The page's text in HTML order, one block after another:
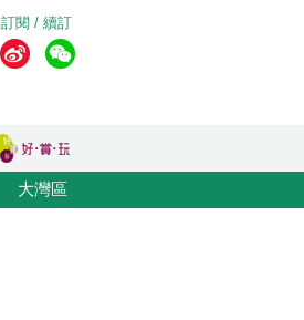
訂閱 / 續訂
大灣區